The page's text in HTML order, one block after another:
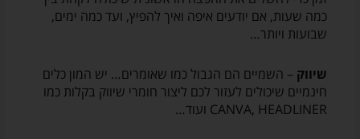
כמה שעות, אם יודעים איפה ואיך להפיץ, ועד כמה ימים,
שבועות ויותר…
שיווק – השמיים הם הגבול כמו שאומרים… יש המון כלים
חינמיים שיכולים לעזור לכם ליצור חומרי שיווק בקלות כמו
CANVA, HEADLINER ועוד…